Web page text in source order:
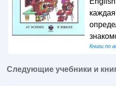
Книги по
Следующие учебники и